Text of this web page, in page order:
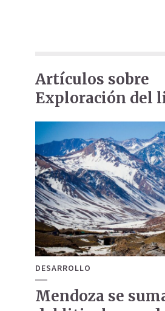
Artículos sobre
Exploración del
DESARROLLO
Mendoza se